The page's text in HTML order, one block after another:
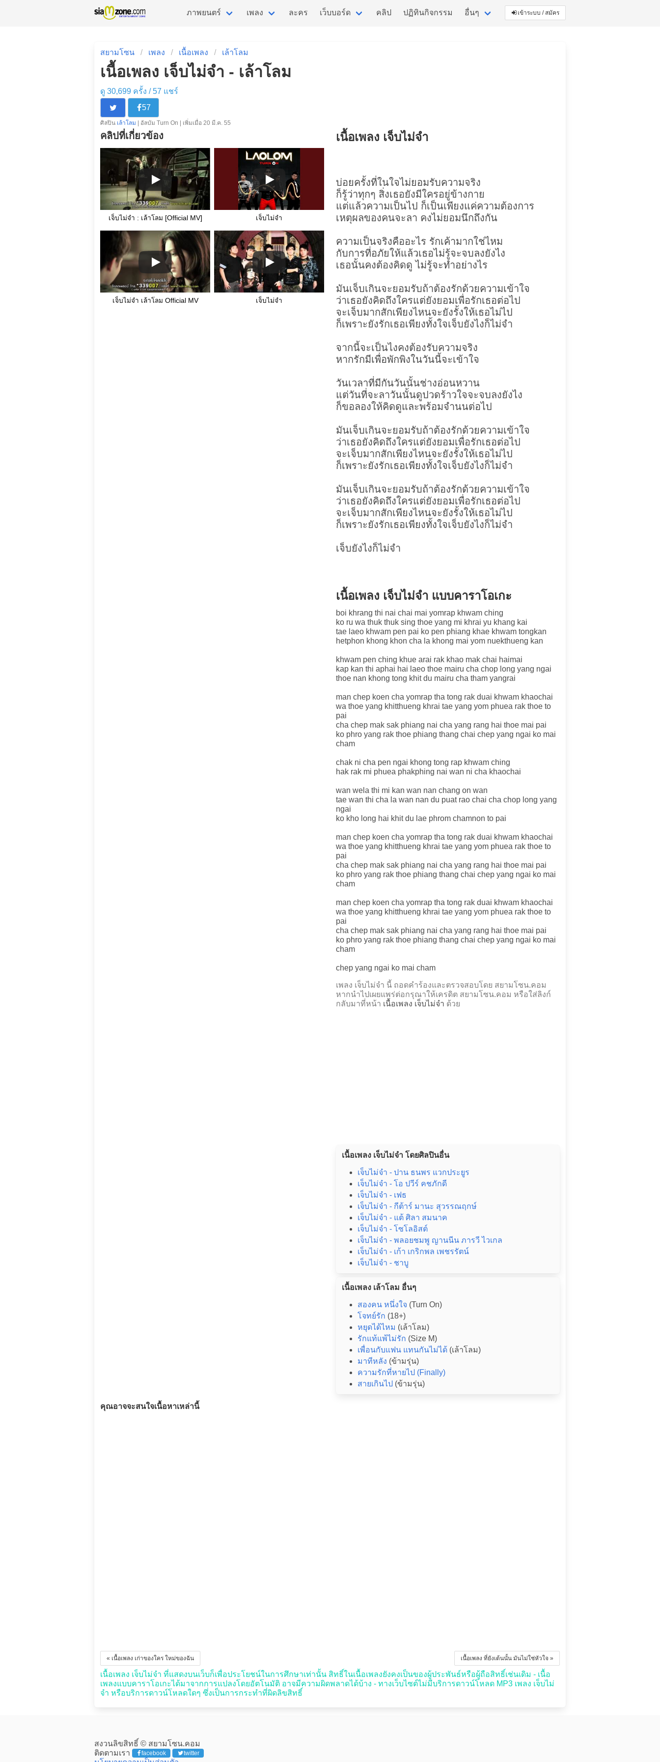
ภาพยนตร์ เพลง ละคร เว็บบอร์ด คลิป ปฏิทินกิจกรรม อื่นๆ เข้าระบบ / สมัคร
สยามโซน เพลง เนื้อเพลง เล้าโลม
เนื้อเพลง เจ็บไม่จำ - เล้าโลม
ดู 30,699 ครั้ง /57 แชร์
57
ศิลปิน เล้าโลม | อัลบัม Turn On | เพิ่มเมื่อ 20 มี.ค. 55
คลิปที่เกี่ยวข้อง
เจ็บไม่จำ : เล้าโลม [Official MV] เจ็บไม่จำ
เจ็บไม่จำ เล้าโลม Official MV เจ็บไม่จำ
เนื้อเพลง เจ็บไม่จำ
บ่อยครั้งที่ในใจไม่ยอมรับความจริง
ก็รู้ว่าทุกๆ สิ่งเธอยังมีใครอยู่ข้างกาย
แต่แล้วความเป็นไป ก็เป็นเพียงแค่ความต้องการ
เหตุผลของคนจะลา คงไม่ยอมนึกถึงกัน
ความเป็นจริงคืออะไร รักเค้ามากใช่ไหม
กับการที่อภัยให้แล้วเธอไม่รู้จะจบลงยังไง
เธอนั้นคงต้องคิดดู ไม่รู้จะทำอย่างไร
มันเจ็บเกินจะยอมรับถ้าต้องรักด้วยความเข้าใจ
ว่าเธอยังคิดถึงใครแต่ยังยอมเพื่อรักเธอต่อไป
จะเจ็บมากสักเพียงไหนจะยังรั้งให้เธอไม่ไป
ก็เพราะยังรักเธอเพียงทั้งใจเจ็บยังไงก็ไม่จำ
จากนี้จะเป็นไงคงต้องรับความจริง
หากรักมีเพื่อพักพิงในวันนี้จะเข้าใจ
วันเวลาที่มีกันวันนั้นช่างอ่อนหวาน
แต่วันที่จะลาวันนั้นดูปวดร้าวใจจะจบลงยังไง
ก็ขอลองให้คิดดูและพร้อมจำนนต่อไป
มันเจ็บเกินจะยอมรับถ้าต้องรักด้วยความเข้าใจ
ว่าเธอยังคิดถึงใครแต่ยังยอมเพื่อรักเธอต่อไป
จะเจ็บมากสักเพียงไหนจะยังรั้งให้เธอไม่ไป
ก็เพราะยังรักเธอเพียงทั้งใจเจ็บยังไงก็ไม่จำ
มันเจ็บเกินจะยอมรับถ้าต้องรักด้วยความเข้าใจ
ว่าเธอยังคิดถึงใครแต่ยังยอมเพื่อรักเธอต่อไป
จะเจ็บมากสักเพียงไหนจะยังรั้งให้เธอไม่ไป
ก็เพราะยังรักเธอเพียงทั้งใจเจ็บยังไงก็ไม่จำ
เจ็บยังไงก็ไม่จำ
เนื้อเพลง เจ็บไม่จำ แบบคาราโอเกะ
boi khrang thi nai chai mai yomrap khwam ching
ko ru wa thuk thuk sing thoe yang mi khrai yu khang kai
tae laeo khwam pen pai ko pen phiang khae khwam tongkan
hetphon khong khon cha la khong mai yom nuekthueng kan
khwam pen ching khue arai rak khao mak chai haimai
kap kan thi aphai hai laeo thoe mairu cha chop long yang ngai
thoe nan khong tong khit du mairu cha tham yangrai
man chep koen cha yomrap tha tong rak duai khwam khaochai
wa thoe yang khitthueng khrai tae yang yom phuea rak thoe to
pai
cha chep mak sak phiang nai cha yang rang hai thoe mai pai
ko phro yang rak thoe phiang thang chai chep yang ngai ko mai
cham
chak ni cha pen ngai khong tong rap khwam ching
hak rak mi phuea phakphing nai wan ni cha khaochai
wan wela thi mi kan wan nan chang on wan
tae wan thi cha la wan nan du puat rao chai cha chop long yang
ngai
ko kho long hai khit du lae phrom chamnon to pai
man chep koen cha yomrap tha tong rak duai khwam khaochai
wa thoe yang khitthueng khrai tae yang yom phuea rak thoe to
pai
cha chep mak sak phiang nai cha yang rang hai thoe mai pai
ko phro yang rak thoe phiang thang chai chep yang ngai ko mai
cham
man chep koen cha yomrap tha tong rak duai khwam khaochai
wa thoe yang khitthueng khrai tae yang yom phuea rak thoe to
pai
cha chep mak sak phiang nai cha yang rang hai thoe mai pai
ko phro yang rak thoe phiang thang chai chep yang ngai ko mai
cham
chep yang ngai ko mai cham
เพลง เจ็บไม่จำ นี้ ถอดคำร้องและตรวจสอบโดย สยามโซน.คอม
หากนำไปเผยแพร่ต่อกรุณาให้เครดิต สยามโซน.คอม หรือใส่ลิงก์
กลับมาที่หน้า เนื้อเพลง เจ็บไม่จำ ด้วย
เนื้อเพลง เจ็บไม่จำ โดยศิลปินอื่น
เจ็บไม่จำ - ปาน ธนพร แวกประยูร
เจ็บไม่จำ - โอ ปวีร์ คชภักดี
เจ็บไม่จำ - เฟธ
เจ็บไม่จำ - กีต้าร์ มานะ สุวรรณฤกษ์
เจ็บไม่จำ - แต้ ศิลา สมนาค
เจ็บไม่จำ - โซโลอิสต์
เจ็บไม่จำ - พลอยชมพู ญานนีน ภารวี ไวเกล
เจ็บไม่จำ - เก้า เกริกพล เพชรรัตน์
เจ็บไม่จำ - ชาบู
เนื้อเพลง เล้าโลม อื่นๆ
สองคน หนึ่งใจ (Turn On)
โจทย์รัก (18+)
หยุดได้ไหม (เล้าโลม)
รักแท้แพ้ไม่รัก (Size M)
เพื่อนกับแฟน แทนกันไม่ได้ (เล้าโลม)
มาทีหลัง (ข้ามรุ่น)
ความรักที่หายไป (Finally)
สายเกินไป (ข้ามรุ่น)
คุณอาจจะสนใจเนื้อหาเหล่านี้
เนื้อเพลง ที่ยังเต้นนั้น มันไม่ใช่หัวใจ »
« เนื้อเพลง เก่าของใคร ใหม่ของฉัน
เนื้อเพลง เจ็บไม่จำ ที่แสดงบนเว็บก็เพื่อประโยชน์ในการศึกษาเท่านั้น สิทธิ์ในเนื้อเพลงยังคงเป็นของผู้ประพันธ์หรือผู้ถือสิทธิ์เช่นเดิม - เนื้อ
เพลงแบบคาราโอเกะได้มาจากการแปลงโดยอัตโนมัติ อาจมีความผิดพลาดได้บ้าง - ทางเว็บไซต์ไม่มีบริการดาวน์โหลด MP3 เพลง เจ็บไม่
จำ หรือบริการดาวน์โหลดใดๆ ซึ่งเป็นการกระทำที่ผิดลิขสิทธิ์
สงวนลิขสิทธิ์ © สยามโซน.คอม
ติดตามเรา
facebook twitter